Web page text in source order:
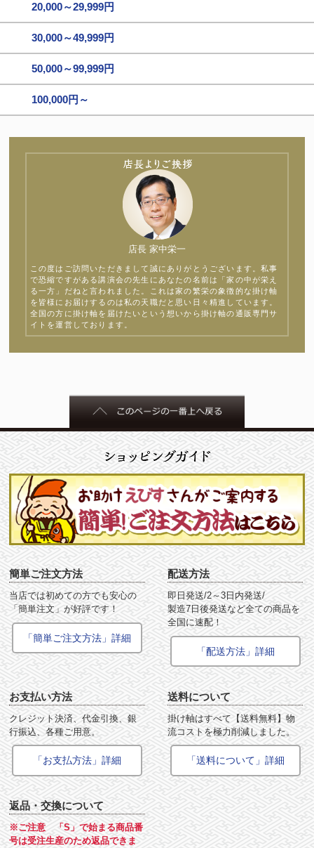
20,000～29,999円
30,000～49,999円
50,000～99,999円
100,000円～
店長 家中栄一
この度はご訪問いただきまして誠にありがとうございます。私事
で恐縮ですがある講演会の先生にあなたの名前は「家の中が栄え
る一方」だねと言われました。これは家の繁栄の象徴的な掛け軸
を皆様にお届けするのは私の天職だと思い日々精進しています。
全国の方に掛け軸を届けたいという想いから掛け軸の通販専門サ
イトを運営しております。
簡単ご注文方法
当店では初めての方でも安心の
「簡単注文」が好評です！
「簡単ご注文方法」詳細
配送方法
即日発送/2～3日内発送/
製造7日後発送など全ての商品を
全国に速配！
「配送方法」詳細
お支払い方法
クレジット決済、代金引換、銀
行振込、各種ご用意。
「お支払方法」詳細
送料について
掛け軸はすべて【送料無料】物
流コストを極力削減しました。
「送料について」詳細
返品・交換について
※ご注意 「S」で始まる商品番
号は受注生産のため返品できま